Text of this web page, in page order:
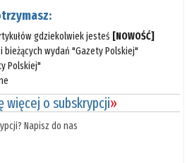
gdziekolwiek jesteś [NOWOŚĆ]
wydań "Gazety Polskiej"
Polskiej"
więcej o subskrypcji»
Napisz do nas